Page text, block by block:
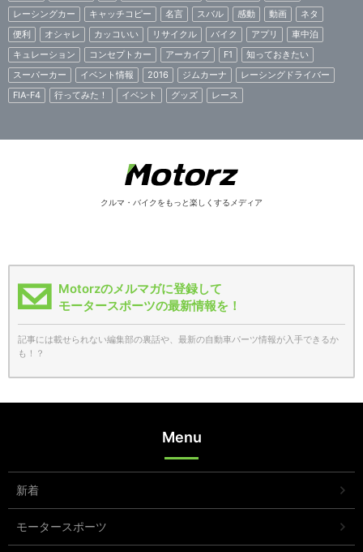
レーシングカー
キャッチコピー 名言 スバル 感動 動画
ネタ
便利
オシャレ カッコいい リサイクル バイク アプリ
車中泊
キュレーション
コンセプトカー アーカイブ F1
知っておきたい
スーパーカー
イベント情報 2016 ジムカーナ
レーシングドライバー
FIA-F4
行ってみた！ イベント グッズ レース
クルマ・バイクをもっと楽しくするメディア
Motorzのメルマガに登録して
モータースポーツの最新情報を！
記事には載せられない編集部の裏話や、最新の自動車パーツ情報が入手できるか
も！？
Menu
新着
モータースポーツ